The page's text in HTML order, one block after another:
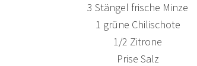
3 Stängel frische Minze
1 grüne Chilischote
1/2 Zitrone
Prise Salz